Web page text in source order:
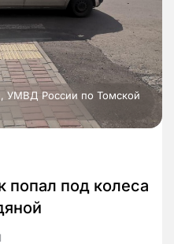
УМВД России по Томской
попал под колеса